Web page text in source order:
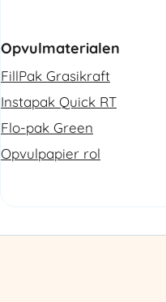
Opvulmaterialen
FillPak Grasikraft
Instapak Quick RT
Flo-pak Green
Opvulpapier rol